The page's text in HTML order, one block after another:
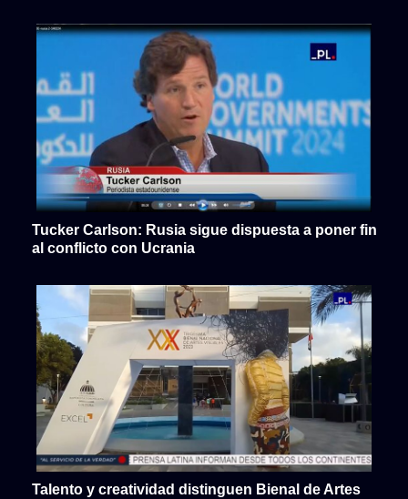
Tucker Carlson: Rusia sigue dispuesta a poner fin
al conflicto con Ucrania
Talento y creatividad distinguen Bienal de Artes